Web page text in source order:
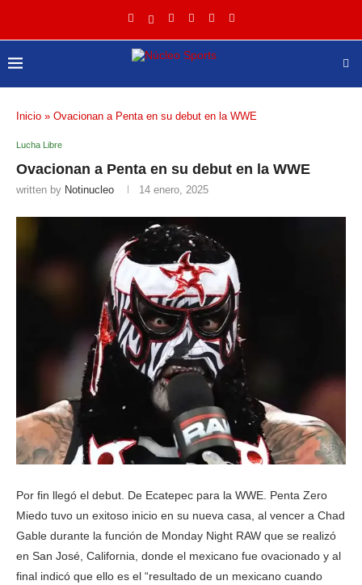
Inicio » Ovacionan a Penta en su debut en la WWE
Lucha Libre
Ovacionan a Penta en su debut en la WWE
written by Notinucleo 14 enero, 2025
Por fin llegó el debut. De Ecatepec para la WWE. Penta Zero
Miedo tuvo un exitoso inicio en su nueva casa, al vencer a Chad
Gable durante la función de Monday Night RAW que se realizó
en San José, California, donde el mexicano fue ovacionado y al
final indicó que ello es el “resultado de un mexicano cuando